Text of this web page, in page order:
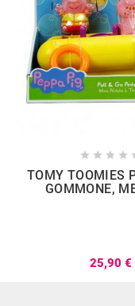
   
TOMY TOOMIES
GOMMONE,
25,90 €